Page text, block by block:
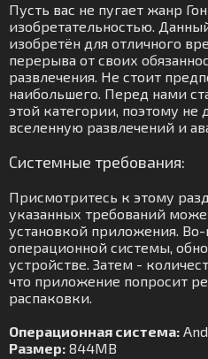
Пусть вас не пугает жанр
изобретательностью.
изобретён для отличного
перерыва от своих
развлечения. Не стоит
наибольшего. Перед нами
этой категории, поэтому не
вселенную развлечений и
Системные требования:
Присмотритесь к этому
указанных требований
установкой приложения.
операционной системы,
устройстве. Затем -
что приложение попросит
распаковки.
Операционная система:
Размер: 844MB